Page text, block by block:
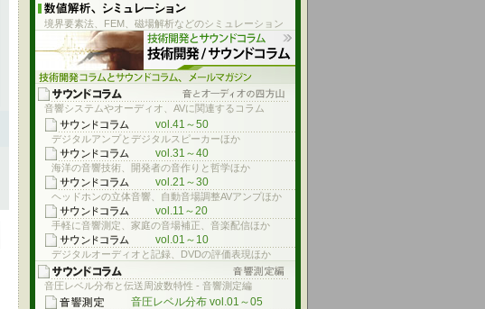
境界要素法、FEM、磁場解析などのシミュレーション
音響システムやオーディオ、AVに関連するコラム
vol.41～50
デジタルアンプとデジタルスピーカーほか
vol.31～40
海洋の音響技術、開発者の音作りと哲学ほか
vol.21～30
ヘッドホンの立体音響、自動音場調整AVアンプほか
vol.11～20
手軽に音響測定、家庭の音場補正、音楽配信ほか
vol.01～10
デジタルオーディオと記録、DVDの評価表現ほか
音圧レベル分布と伝送周波数特性 - 音響測定編
音圧レベル分布 vol.01～05